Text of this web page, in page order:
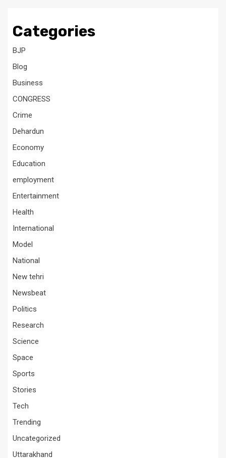
Categories
BJP
Blog
Business
CONGRESS
Crime
Dehardun
Economy
Education
employment
Entertainment
Health
International
Model
National
New tehri
Newsbeat
Politics
Research
Science
Space
Sports
Stories
Tech
Trending
Uncategorized
Uttarakhand